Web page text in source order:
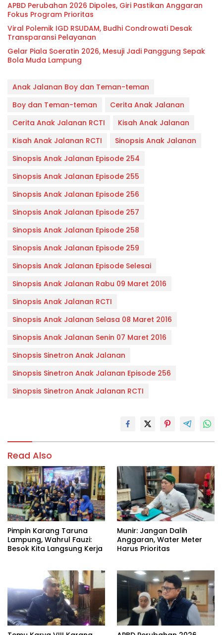
APBD Perubahan 2026 Dipoles, Giri Pastikan Anggaran
Fokus Program Prioritas
Viral Polemik IGD RSUDAM, Budhi Condrowati Desak
Transparansi Pelayanan
Gelar Piala Soeratin 2026, Mesuji Jadi Panggung Sepak
Bola Muda Lampung
Anak Jalanan Boy dan Teman-teman
Boy dan Teman-teman
Cerita Anak Jalanan
Cerita Anak Jalanan RCTI
Kisah Anak Jalanan
Kisah Anak Jalanan RCTI
Sinopsis Anak Jalanan
Sinopsis Anak Jalanan Episode 254
Sinopsis Anak Jalanan Episode 255
Sinopsis Anak Jalanan Episode 256
Sinopsis Anak Jalanan Episode 257
Sinopsis Anak Jalanan Episode 258
Sinopsis Anak Jalanan Episode 259
Sinopsis Anak Jalanan Episode Selesai
Sinopsis Anak Jalanan Rabu 09 Maret 2016
Sinopsis Anak Jalanan RCTI
Sinopsis Anak Jalanan Selasa 08 Maret 2016
Sinopsis Anak Jalanan Senin 07 Maret 2016
Sinopsis Sinetron Anak Jalanan
Sinopsis Sinetron Anak Jalanan Episode 256
Sinopsis Sinetron Anak Jalanan RCTI
Read Also
Pimpin Karang Taruna
Lampung, Wahrul Fauzi:
Besok Kita Langsung Kerja
Munir: Jangan Dalih
Anggaran, Water Meter
Harus Prioritas